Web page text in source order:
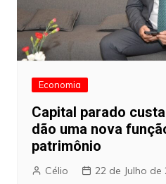
Economia
Capital parado
dão uma nova
patrimônio
Célio 22 de Julho de